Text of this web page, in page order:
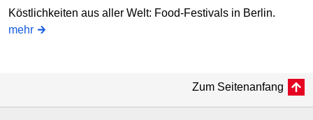
Köstlichkeiten aus aller Welt: Food-Festivals in Berlin.
mehr
Zum Seitenanfang